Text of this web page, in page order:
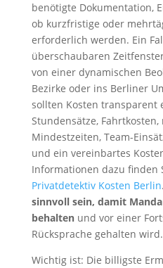
benötigte Dokumentation,
ob kurzfristige oder
erforderlich werden. Ein
überschaubaren
von einer dynamischen
Bezirke oder ins Berliner
sollten Kosten transparent
Stundensätze, Fahrtkosten,
Mindestzeiten, Team-
und ein vereinbartes
Informationen dazu finden
Privatdetektiv Kosten Berlin.
sinnvoll sein, damit
behaltenund vor einer
Rücksprache gehalten wird.
Wichtig ist: Die billigste